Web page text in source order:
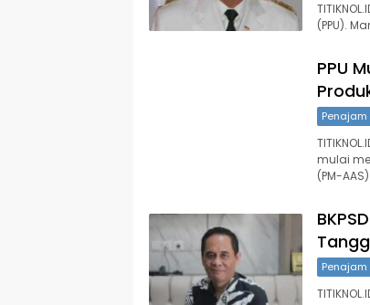
(PPU).
PPU
Penajam
mulai
(PM-
Penajam